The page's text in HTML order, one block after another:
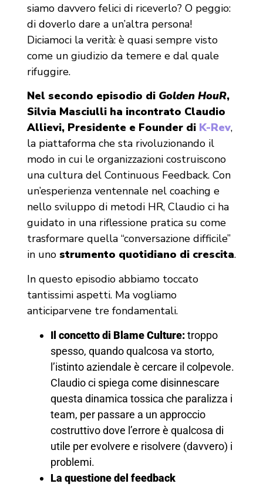
siamo davvero felici di riceverlo? O peggio:
di doverlo dare a un’altra persona!
Diciamoci la verità: è quasi sempre visto
come un giudizio da temere e dal quale
rifuggire.
Nel secondo episodio di Golden HouR,
Silvia Masciulli ha incontrato Claudio
Allievi, Presidente e Founder di K-Rev,
la piattaforma che sta rivoluzionando il
modo in cui le organizzazioni costruiscono
una cultura del Continuous Feedback. Con
un’esperienza ventennale nel coaching e
nello sviluppo di metodi HR, Claudio ci ha
guidato in una riflessione pratica su come
trasformare quella “conversazione difficile”
in unostrumento quotidiano di crescita.
In questo episodio abbiamo toccato
tantissimi aspetti. Ma vogliamo
anticiparvene tre fondamentali.
Il concetto di Blame Culture:troppo
spesso, quando qualcosa va storto,
l’istinto aziendale è cercare il colpevole.
Claudio ci spiega come disinnescare
questa dinamica tossica che paralizza i
team, per passare a un approccio
costruttivo dove l’errore è qualcosa di
utile per evolvere e risolvere (davvero) i
problemi.
La questione del feedback